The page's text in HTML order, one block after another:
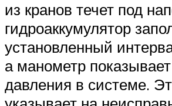
из кранов течет под
гидроаккумулятор
установленный
а манометр
давления в системе.